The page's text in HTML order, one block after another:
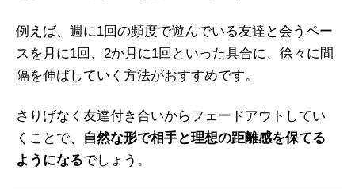
例えば、週に1回の頻度で遊んでいる友達と会うペー
スを月に1回、2か月に1回といった具合に、徐々に間
隔を伸ばしていく方法がおすすめです。
さりげなく友達付き合いからフェードアウトしてい
くことで、 自然な形で相手と理想の距離感を保てる
ようになるでしょう。